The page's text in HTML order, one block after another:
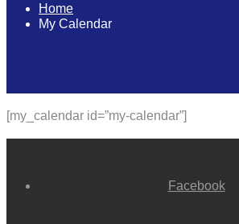
Home
My Calendar
[my_calendar id=”my-calendar”]
Facebook